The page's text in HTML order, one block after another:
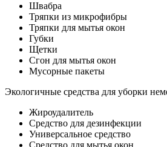
Швабра
Тряпки из микрофибры
Тряпки для мытья окон
Губки
Щетки
Сгон для мытья окон
Мусорные пакеты
Экологичные средства для уборки
Жироудалитель
Средство для дезинфекции
Универсальное средство
Средство для мытья окон